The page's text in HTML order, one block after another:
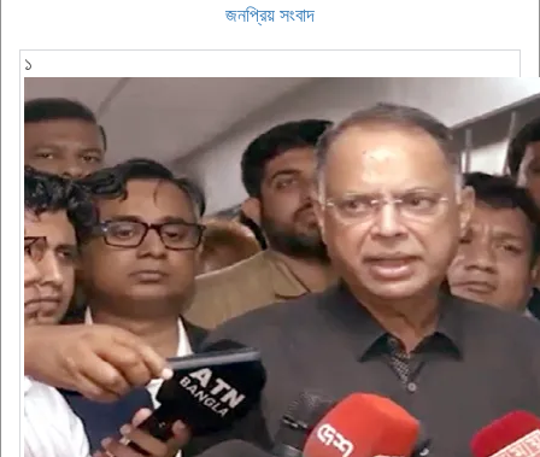
জনপ্রিয় সংবাদ
১